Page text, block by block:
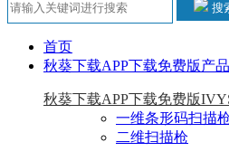
搜
首页
秋葵下载APP下载免费版产品
秋葵下载APP下载免费版
一维条形码扫描
二维扫描枪